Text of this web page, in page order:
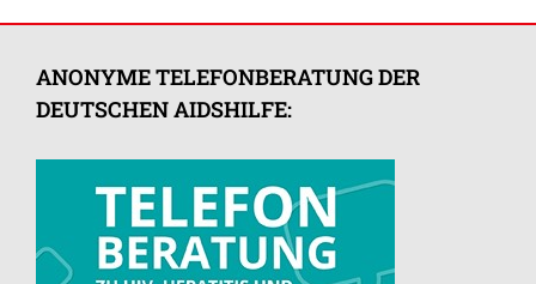
ANONYME TELEFONBERATUNG DER
DEUTSCHEN AIDSHILFE: